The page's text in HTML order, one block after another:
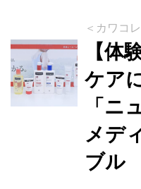
＜カワコ
【体
ケア
「ニ
メデ
ブル